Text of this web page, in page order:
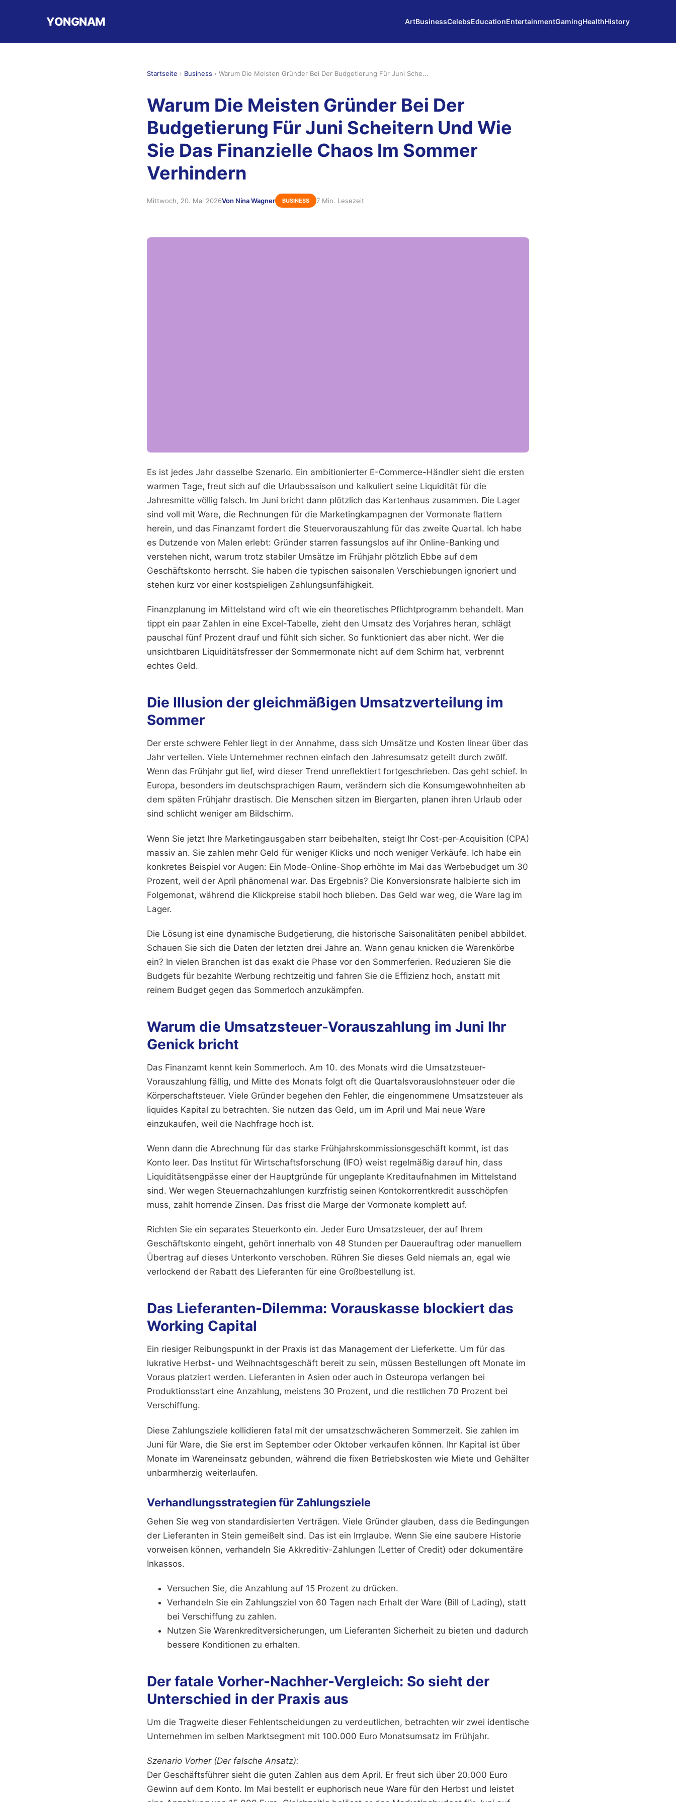
YONGNAM ArtBusinessCelebsEducationEntertainmentGamingHealthHistory
Startseite › Business › Warum Die Meisten Gründer Bei Der Budgetierung Für Juni Sche...
Warum Die Meisten Gründer Bei Der
Budgetierung Für Juni Scheitern Und Wie
Sie Das Finanzielle Chaos Im Sommer
Verhindern
Mittwoch, 20. Mai 2026Von Nina Wagner BUSINESS 7 Min. Lesezeit
Es ist jedes Jahr dasselbe Szenario. Ein ambitionierter E-Commerce-Händler sieht die ersten
warmen Tage, freut sich auf die Urlaubssaison und kalkuliert seine Liquidität für die
Jahresmitte völlig falsch. Im Juni bricht dann plötzlich das Kartenhaus zusammen. Die Lager
sind voll mit Ware, die Rechnungen für die Marketingkampagnen der Vormonate flattern
herein, und das Finanzamt fordert die Steuervorauszahlung für das zweite Quartal. Ich habe
es Dutzende von Malen erlebt: Gründer starren fassungslos auf ihr Online-Banking und
verstehen nicht, warum trotz stabiler Umsätze im Frühjahr plötzlich Ebbe auf dem
Geschäftskonto herrscht. Sie haben die typischen saisonalen Verschiebungen ignoriert und
stehen kurz vor einer kostspieligen Zahlungsunfähigkeit.
Finanzplanung im Mittelstand wird oft wie ein theoretisches Pflichtprogramm behandelt. Man
tippt ein paar Zahlen in eine Excel-Tabelle, zieht den Umsatz des Vorjahres heran, schlägt
pauschal fünf Prozent drauf und fühlt sich sicher. So funktioniert das aber nicht. Wer die
unsichtbaren Liquiditätsfresser der Sommermonate nicht auf dem Schirm hat, verbrennt
echtes Geld.
Die Illusion der gleichmäßigen Umsatzverteilung im
Sommer
Der erste schwere Fehler liegt in der Annahme, dass sich Umsätze und Kosten linear über das
Jahr verteilen. Viele Unternehmer rechnen einfach den Jahresumsatz geteilt durch zwölf.
Wenn das Frühjahr gut lief, wird dieser Trend unreflektiert fortgeschrieben. Das geht schief. In
Europa, besonders im deutschsprachigen Raum, verändern sich die Konsumgewohnheiten ab
dem späten Frühjahr drastisch. Die Menschen sitzen im Biergarten, planen ihren Urlaub oder
sind schlicht weniger am Bildschirm.
Wenn Sie jetzt Ihre Marketingausgaben starr beibehalten, steigt Ihr Cost-per-Acquisition (CPA)
massiv an. Sie zahlen mehr Geld für weniger Klicks und noch weniger Verkäufe. Ich habe ein
konkretes Beispiel vor Augen: Ein Mode-Online-Shop erhöhte im Mai das Werbebudget um 30
Prozent, weil der April phänomenal war. Das Ergebnis? Die Konversionsrate halbierte sich im
Folgemonat, während die Klickpreise stabil hoch blieben. Das Geld war weg, die Ware lag im
Lager.
Die Lösung ist eine dynamische Budgetierung, die historische Saisonalitäten penibel abbildet.
Schauen Sie sich die Daten der letzten drei Jahre an. Wann genau knicken die Warenkörbe
ein? In vielen Branchen ist das exakt die Phase vor den Sommerferien. Reduzieren Sie die
Budgets für bezahlte Werbung rechtzeitig und fahren Sie die Effizienz hoch, anstatt mit
reinem Budget gegen das Sommerloch anzukämpfen.
Warum die Umsatzsteuer-Vorauszahlung im Juni Ihr
Genick bricht
Das Finanzamt kennt kein Sommerloch. Am 10. des Monats wird die Umsatzsteuer-
Vorauszahlung fällig, und Mitte des Monats folgt oft die Quartalsvorauslohnsteuer oder die
Körperschaftsteuer. Viele Gründer begehen den Fehler, die eingenommene Umsatzsteuer als
liquides Kapital zu betrachten. Sie nutzen das Geld, um im April und Mai neue Ware
einzukaufen, weil die Nachfrage hoch ist.
Wenn dann die Abrechnung für das starke Frühjahrskommissionsgeschäft kommt, ist das
Konto leer. Das Institut für Wirtschaftsforschung (IFO) weist regelmäßig darauf hin, dass
Liquiditätsengpässe einer der Hauptgründe für ungeplante Kreditaufnahmen im Mittelstand
sind. Wer wegen Steuernachzahlungen kurzfristig seinen Kontokorrentkredit ausschöpfen
muss, zahlt horrende Zinsen. Das frisst die Marge der Vormonate komplett auf.
Richten Sie ein separates Steuerkonto ein. Jeder Euro Umsatzsteuer, der auf Ihrem
Geschäftskonto eingeht, gehört innerhalb von 48 Stunden per Dauerauftrag oder manuellem
Übertrag auf dieses Unterkonto verschoben. Rühren Sie dieses Geld niemals an, egal wie
verlockend der Rabatt des Lieferanten für eine Großbestellung ist.
Das Lieferanten-Dilemma: Vorauskasse blockiert das
Working Capital
Ein riesiger Reibungspunkt in der Praxis ist das Management der Lieferkette. Um für das
lukrative Herbst- und Weihnachtsgeschäft bereit zu sein, müssen Bestellungen oft Monate im
Voraus platziert werden. Lieferanten in Asien oder auch in Osteuropa verlangen bei
Produktionsstart eine Anzahlung, meistens 30 Prozent, und die restlichen 70 Prozent bei
Verschiffung.
Diese Zahlungsziele kollidieren fatal mit der umsatzschwächeren Sommerzeit. Sie zahlen im
Juni für Ware, die Sie erst im September oder Oktober verkaufen können. Ihr Kapital ist über
Monate im Wareneinsatz gebunden, während die fixen Betriebskosten wie Miete und Gehälter
unbarmherzig weiterlaufen.
Verhandlungsstrategien für Zahlungsziele
Gehen Sie weg von standardisierten Verträgen. Viele Gründer glauben, dass die Bedingungen
der Lieferanten in Stein gemeißelt sind. Das ist ein Irrglaube. Wenn Sie eine saubere Historie
vorweisen können, verhandeln Sie Akkreditiv-Zahlungen (Letter of Credit) oder dokumentäre
Inkassos.
Versuchen Sie, die Anzahlung auf 15 Prozent zu drücken.
Verhandeln Sie ein Zahlungsziel von 60 Tagen nach Erhalt der Ware (Bill of Lading), statt
bei Verschiffung zu zahlen.
Nutzen Sie Warenkreditversicherungen, um Lieferanten Sicherheit zu bieten und dadurch
bessere Konditionen zu erhalten.
Der fatale Vorher-Nachher-Vergleich: So sieht der
Unterschied in der Praxis aus
Um die Tragweite dieser Fehlentscheidungen zu verdeutlichen, betrachten wir zwei identische
Unternehmen im selben Marktsegment mit 100.000 Euro Monatsumsatz im Frühjahr.
Szenario Vorher (Der falsche Ansatz):
Der Geschäftsführer sieht die guten Zahlen aus dem April. Er freut sich über 20.000 Euro
Gewinn auf dem Konto. Im Mai bestellt er euphorisch neue Ware für den Herbst und leistet